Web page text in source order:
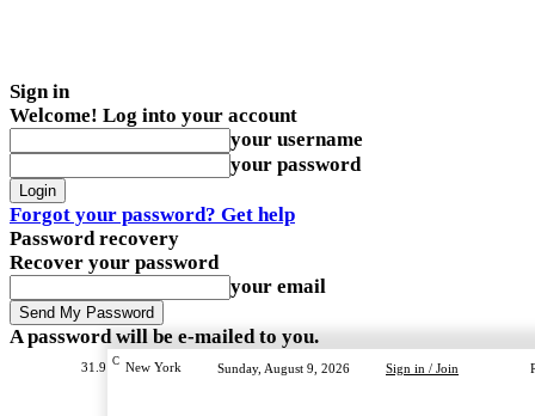
Sign in
Welcome! Log into your account
your username
your password
Forgot your password? Get help
Password recovery
Recover your password
your email
A password will be e-mailed to you.
31.9 C New York Sunday, August 9, 2026 Sign in / Join